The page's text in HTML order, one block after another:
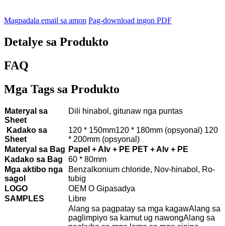
Magpadala email sa amon Pag-download ingon PDF
Detalye sa Produkto
FAQ
Mga Tags sa Produkto
Materyal sa
Sheet
Dili hinabol, gitunaw nga puntas
Kadako sa
Sheet
120 * 150mm120 * 180mm (opsyonal) 120
* 200mm (opsyonal)
Materyal sa Bag Papel + Alv + PE PET + Alv + PE
Kadako sa Bag
60 * 80mm
Mga aktibo nga
sagol
Benzalkonium chloride, Nov-hinabol, Ro-
tubig
LOGO
OEM O Gipasadya
SAMPLES
Libre
Alang sa pagpatay sa mga kagawAlang sa
paglimpiyo sa kamut ug nawongAlang sa